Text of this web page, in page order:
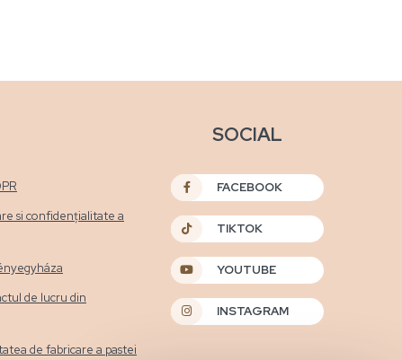
si confidențialitate a
de lucru din
de fabricare a pastei
SOCIAL
FACEBOOK
TIKTOK
YOUTUBE
INSTAGRAM